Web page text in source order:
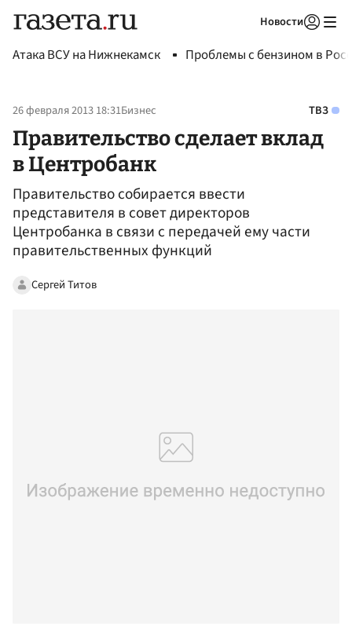
Новости
Атака ВСУ на Нижнекамск Проблемы с бензином в
26 февраля 2013 18:31Бизнес ТВЗ
Правительство сделает вклад
в Центробанк
Правительство собирается ввести
представителя в совет директоров
Центробанка в связи с передачей ему части
правительственных функций
Сергей Титов